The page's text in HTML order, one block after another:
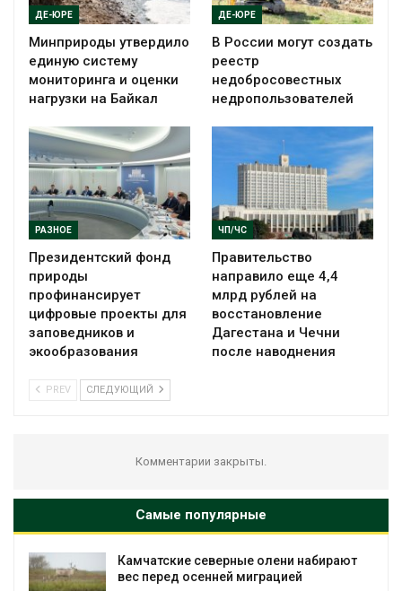
ДЕ-ЮРЕ
Минприроды утвердило
единую систему
мониторинга и оценки
нагрузки на Байкал
ДЕ-ЮРЕ
В России могут создать
реестр
недобросовестных
недропользователей
РАЗНОЕ
Президентский фонд
природы
профинансирует
цифровые проекты для
заповедников и
экообразования
ЧП/ЧС
Правительство
направило еще 4,4
млрд рублей на
восстановление
Дагестана и Чечни
после наводнения
PREV СЛЕДУЮЩИЙ
Комментарии закрыты.
Самые популярные
олени набирают
миграцией
Тайфун, засуха и
несколько